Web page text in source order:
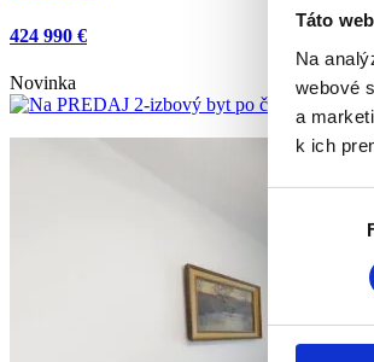
Táto
Na
webové
a
k ich
424 990 €
Novinka